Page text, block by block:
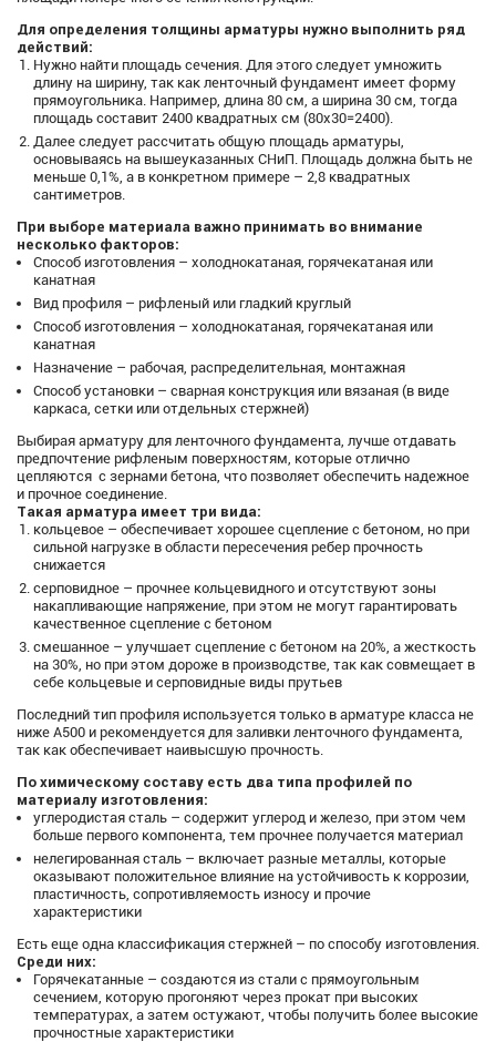
Для определения толщины арматуры нужно выполнить ряд
действий:
Нужно найти площадь сечения. Для этого следует умножить
длину на ширину, так как ленточный фундамент имеет форму
прямоугольника. Например, длина 80 см, а ширина 30 см, тогда
площадь составит 2400 квадратных см (80х30=2400).
Далее следует рассчитать общую площадь арматуры,
основываясь на вышеуказанных СНиП. Площадь должна быть не
меньше 0,1%, а в конкретном примере – 2,8 квадратных
сантиметров.
При выборе материала важно принимать во внимание
несколько факторов:
Способ изготовления – холоднокатаная, горячекатаная или
канатная
Вид профиля – рифленый или гладкий круглый
Способ изготовления – холоднокатаная, горячекатаная или
канатная
Назначение – рабочая, распределительная, монтажная
Способ установки – сварная конструкция или вязаная (в виде
каркаса, сетки или отдельных стержней)
Выбирая арматуру для ленточного фундамента, лучше отдавать
предпочтение рифленым поверхностям, которые отлично
цепляются с зернами бетона, что позволяет обеспечить надежное
и прочное соединение.
Такая арматура имеет три вида:
кольцевое – обеспечивает хорошее сцепление с бетоном, но при
сильной нагрузке в области пересечения ребер прочность
снижается
серповидное – прочнее кольцевидного и отсутствуют зоны
накапливающие напряжение, при этом не могут гарантировать
качественное сцепление с бетоном
смешанное – улучшает сцепление с бетоном на 20%, а жесткость
на 30%, но при этом дороже в производстве, так как совмещает в
себе кольцевые и серповидные виды прутьев
Последний тип профиля используется только в арматуре класса не
ниже А500 и рекомендуется для заливки ленточного фундамента,
так как обеспечивает наивысшую прочность.
По химическому составу есть два типа профилей по
материалу изготовления:
углеродистая сталь – содержит углерод и железо, при этом чем
больше первого компонента, тем прочнее получается материал
нелегированная сталь – включает разные металлы, которые
оказывают положительное влияние на устойчивость к коррозии,
пластичность, сопротивляемость износу и прочие
характеристики
Есть еще одна классификация стержней – по способу изготовления.
Среди них:
Горячекатанные – создаются из стали с прямоугольным
сечением, которую прогоняют через прокат при высоких
температурах, а затем остужают, чтобы получить более высокие
прочностные характеристики